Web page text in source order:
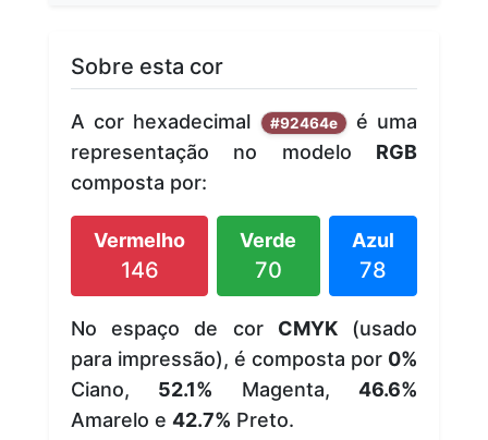
Sobre esta cor
A cor hexadecimal #92464e é uma
representação no modelo RGB
composta por:
Vermelho
146
Verde
70
Azul
78
No espaço de cor CMYK(usado
para impressão), é composta por 0%
Ciano, 52.1% Magenta,46.6%
Amarelo e 42.7% Preto.